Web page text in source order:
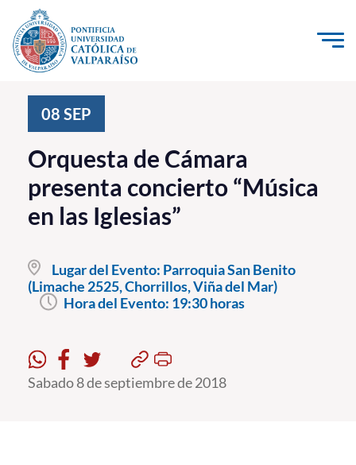
Click acá para ir directamente al contenido
Investigación, Creación e Innovación
PUCV Internacional
Vinculación con el Medio
Pregrado
Postgrado
Formación Continua
08 SEP
Orquesta de Cámara
presenta concierto “Música
en las Iglesias”
Lugar del Evento: Parroquia San Benito
(Limache 2525, Chorrillos, Viña del Mar)
Hora del Evento: 19:30 horas
Sabado 8 de septiembre de 2018